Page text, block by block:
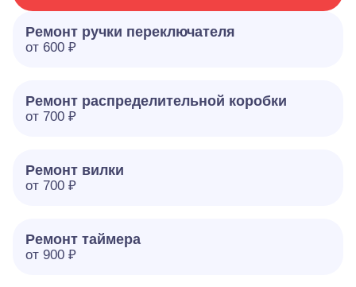
Ремонт ручки переключателя
от 600 ₽
Ремонт распределительной коробки
от 700 ₽
Ремонт вилки
от 700 ₽
Ремонт таймера
от 900 ₽